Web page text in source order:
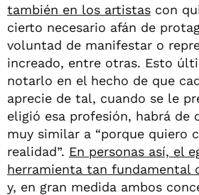
también en los artistas con
cierto necesario afán de
voluntad de manifestar o
increado, entre otras. Esto
notarlo en el hecho de que
aprecie de tal, cuando se le
eligió esa profesión, habrá de
muy similar a “porque quiero
realidad”. En personas así, el
herramienta tan fundamental
y, en gran medida ambos